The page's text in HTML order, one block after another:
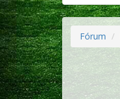
Fórum